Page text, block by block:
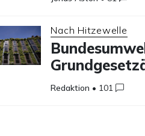
Nach Hitzewelle
Redaktion • 101